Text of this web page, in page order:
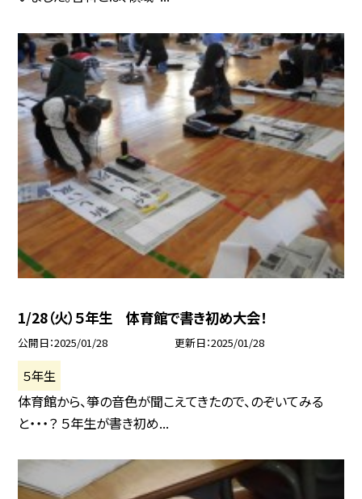
1/28（火）５年生 体育館で書き初め大会！
公開日 2025/01/28 更新日 2025/01/28
５年生
体育館から、箏の音色が聞こえてきたので、のぞいてみる
と・・・？ ５年生が書き初め...